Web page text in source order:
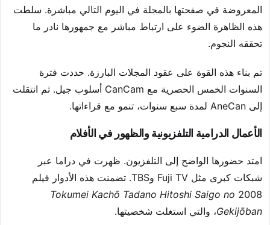
المعروضة في صفحتها بالمجلة في اليوم التالي مباشرة. سلطت
هذه الظاهرة الضوء على ارتباط مباشر مع جمهورها نادر ما
تحققه النجوم.
تم بناء هذه القوة على عقود المجلات البارزة. حددت فترة
السنوات الخمس الحصرية مع CanCam أسلوب جيل. ثم انتقلت
إلى AneCan لمدة سبع سنوات، تنمو مع قراءاتها.
الأعمال الدرامية التلفزيونية والظهور في الأفلام
امتد حضورها الواضح إلى التلفزيون. ظهرت في دراما عبر
شبكات كبرى مثل Fuji TV وTBS. تضمنت هذه الأدوار فيلم
2008
Tokumei Kachō Tadano Hitoshi Saigo no
Gekijōban، والتي استغلت شخصيتها.